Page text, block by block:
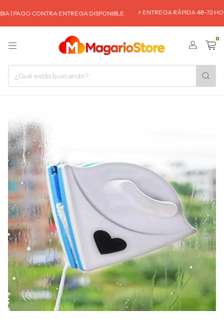
PAGO CONTRA ENTREGA DISPONIBLE. ⚡ ENTREGA RÁPIDA 48-72
0